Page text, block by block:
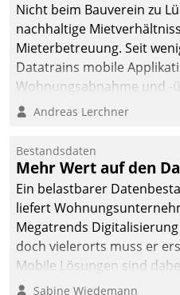
Nicht beim Bauverein zu
nachhaltige
Mieterbetreuung. Seit
Datatrains mobile
Wohnungsabnahme und -
Mieter wohlgeordnet
Andreas Lerchner
Bestandsdaten
Mehr Wert auf den
Ein belastbarer
liefert
Megatrends
doch vielerorts muss er
Mobile Lösungen sind
Sabine Wiedemann